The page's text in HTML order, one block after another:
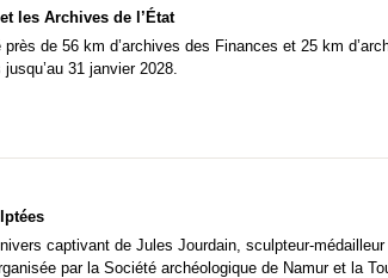
les Archives de l’État
de 56 km d’archives des Finances et 25 km
31 janvier 2028.
captivant de Jules Jourdain, sculpteur-
par la Société archéologique de Namur et la